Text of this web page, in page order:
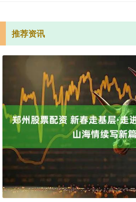
推荐资讯